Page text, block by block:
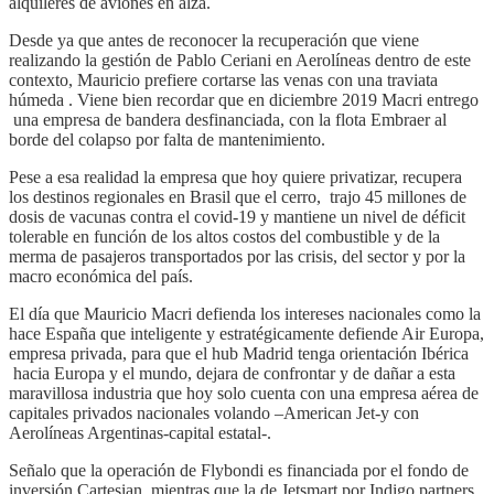
Desde ya que antes de reconocer la recuperación que viene
realizando la gestión de Pablo Ceriani en Aerolíneas dentro de este
contexto, Mauricio prefiere cortarse las venas con una traviata
húmeda . Viene bien recordar que en diciembre 2019 Macri entrego
una empresa de bandera desfinanciada, con la flota Embraer al
borde del colapso por falta de mantenimiento.
Pese a esa realidad la empresa que hoy quiere privatizar, recupera
los destinos regionales en Brasil que el cerro, trajo 45 millones de
dosis de vacunas contra el covid-19 y mantiene un nivel de déficit
tolerable en función de los altos costos del combustible y de la
merma de pasajeros transportados por las crisis, del sector y por la
macro económica del país.
El día que Mauricio Macri defienda los intereses nacionales como la
hace España que inteligente y estratégicamente defiende Air Europa,
empresa privada, para que el hub Madrid tenga orientación Ibérica
hacia Europa y el mundo, dejara de confrontar y de dañar a esta
maravillosa industria que hoy solo cuenta con una empresa aérea de
capitales privados nacionales volando –American Jet-y con
Aerolíneas Argentinas-capital estatal-.
Señalo que la operación de Flybondi es financiada por el fondo de